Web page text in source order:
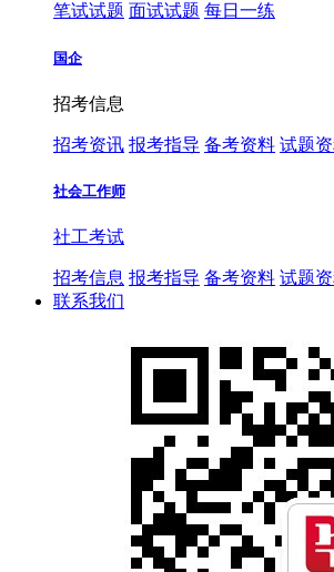
笔试试题 面试试题 每日一练
国企
招考信息
招考资讯 报考指导 备考资料 试题
社会工作师
社工考试
招考信息 报考指导 备考资料 试题
联系我们